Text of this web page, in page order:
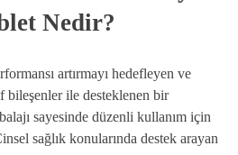
Nedir?
artırmayı hedefleyen ve
ile desteklenen bir
sayesinde düzenli kullanım için
sağlık konularında destek arayan